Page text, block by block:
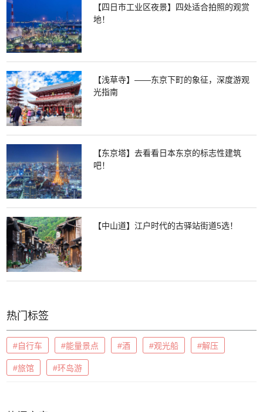
【四日市工业区夜景】四处适合拍照的观赏
地！
【浅草寺】——东京下町的象征，深度游观
光指南
【东京塔】去看看日本东京的标志性建筑
吧！
【中山道】江户时代的古驿站街道5选！
热门标签
#自行车 #能量景点 #酒 #观光船 #解压
#旅馆 #环岛游